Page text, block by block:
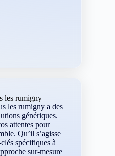
les rumigny
les rumigny a des
génériques.
attentes pour
Qu’il s’agisse
spécifiques à
sur-mesure